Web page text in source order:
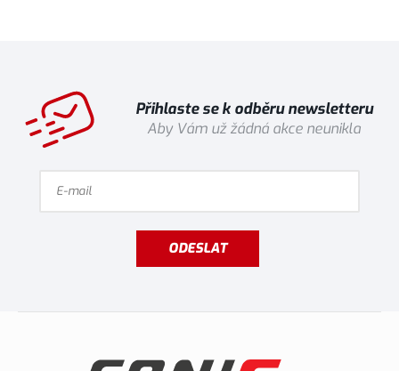
Přihlaste se k odběru newsletteru
Aby Vám už žádná akce neunikla
ODESLAT